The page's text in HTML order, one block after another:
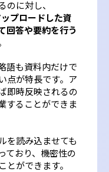
に対し、
ップロードした資
回答や要約を行う
語も資料内だけで
点が特長です。ア
即時反映されるの
することができま
を読み込ませても
ており、機密性の
ができます。